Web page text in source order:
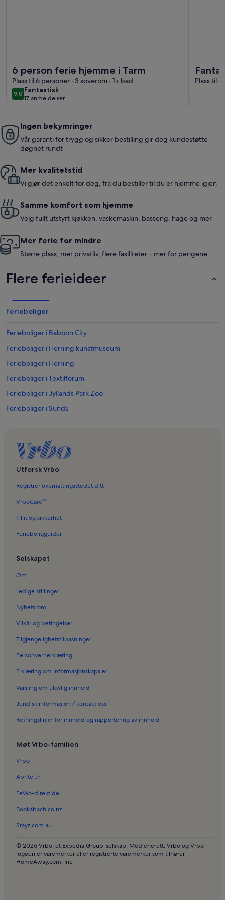
6 person ferie hjemme i Tarm
Plass til 6 personer · 3 soverom · 1+ bad
9,09,0 av 10
Fantastisk
fantastisk
17 anmeldelser
(17
Plass til
Ingen bekymringer
Vår garanti for trygg og sikker bestilling gir deg kundestøtte
døgnet rundt
Mer kvalitetstid
Vi gjør det enkelt for deg, fra du bestiller til du er hjemme igjen
Samme komfort som hjemme
Velg fullt utstyrt kjøkken, vaskemaskin, basseng, hage og mer
Mer ferie for mindre
Større plass, mer privatliv, flere fasiliteter – mer for pengene
Flere ferieideer
Ferieboliger
Ferieboliger i Baboon City
Ferieboliger i Herning kunstmuseum
Ferieboliger i Herning
Ferieboliger i Textilforum
Ferieboliger i Jyllands Park Zoo
Ferieboliger i Sunds
Ferieboliger i Herning kommune
Ferieboliger i Haunstrup kirke
Ferieboliger i Birk
Utforsk Vrbo
Registrer overnattingsstedet ditt
VrboCare™
Tillit og sikkerhet
Ferieboligguider
Selskapet
Om
Ledige stillinger
Nyhetsrom
Vilkår og betingelser
Tilgjengelighetstilpasninger
Personvernerklæring
Erklæring om informasjonskapsler
Varsling om ulovlig innhold
Juridisk informasjon / kontakt oss
Retningslinjer for innhold og rapportering av innhold
Møt Vrbo-familien
Vrbo
Abritel.fr
FeWo-direkt.de
Bookabach.co.nz
Stayz.com.au
© 2026 Vrbo, et Expedia Group-selskap. Med enerett. Vrbo og Vrbo-
logoen er varemerker eller registrerte varemerker som tilhører
HomeAway.com, Inc.